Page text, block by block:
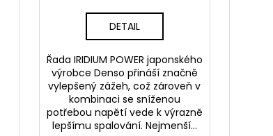
DETAIL
Řada IRIDIUM POWER japonského
výrobce Denso přináší značně
vylepšený zážeh, což zároveň v
kombinaci se sníženou
potřebou napětí vede k výrazně
lepšímu spalování. Nejmenší...